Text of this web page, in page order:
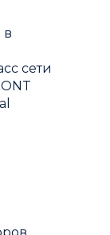
в
сети